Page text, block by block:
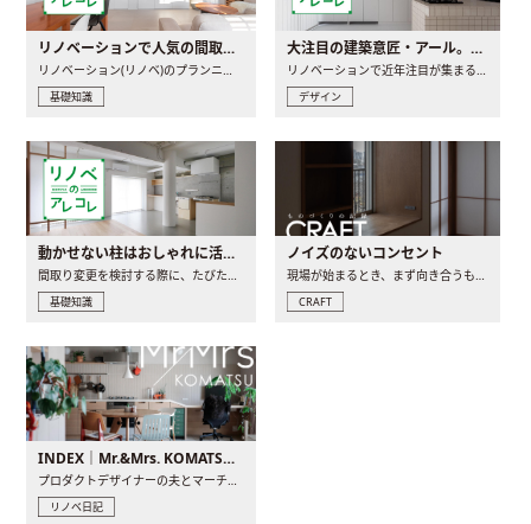
リノベーションで人気の間取りとは？トレンドの間取りと実例を徹底解説
リノベーション(リノベ)のプランニングで一番最初に決めるのは..
基礎知識
大注目の建築意匠・アール。人気の理由と空間に取り入れるポイント
リノベーションで近年注目が集まる建築意匠の一つであるアール..
デザイン
動かせない柱はおしゃれに活用！柱を魅せるリノベーション(リノベ)4選
間取り変更を検討する際に、たびたび皆さんの頭を悩ませる動か..
基礎知識
ノイズのないコンセント
現場が始まるとき、まず向き合うものの一つがコンセントです..
CRAFT
INDEX｜Mr.&Mrs. KOMATSU renovation diary
プロダクトデザイナーの夫とマーチャンダイザーの妻が、夫婦で..
リノベ日記